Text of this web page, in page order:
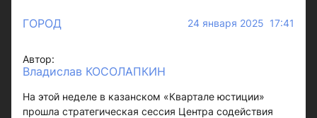
ГОРОД 24 января 2025 17:41
Автор:
Владислав КОСОЛАПКИН
На этой неделе в казанском «Квартале юстиции»
прошла стратегическая сессия Центра содействия